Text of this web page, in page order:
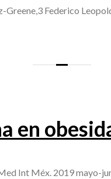
Greene,3 Federico
en
Int Méx. 2019 mayo-